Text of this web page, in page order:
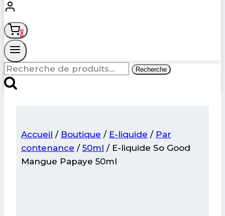
0
Recherche
pour :
Recherche
Accueil / Boutique / E-liquide / Par
contenance / 50ml / E-liquide So Good
Mangue Papaye 50ml